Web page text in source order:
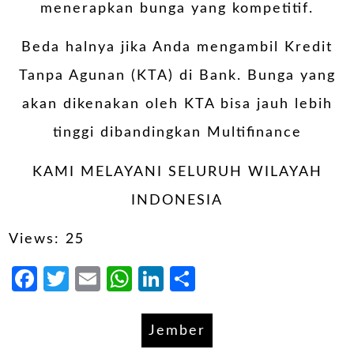
menerapkan bunga yang kompetitif.
Beda halnya jika Anda mengambil Kredit
Tanpa Agunan (KTA) di Bank. Bunga yang
akan dikenakan oleh KTA bisa jauh lebih
tinggi dibandingkan Multifinance
KAMI MELAYANI SELURUH WILAYAH
INDONESIA
Views: 25
Facebook
Twitter
EmailWhatsApp
LinkedIn
Jember